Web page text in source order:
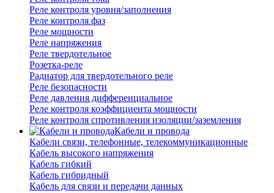
Реле контроля уровня/заполнения
Реле контроля фаз
Реле мощности
Реле напряжения
Реле твердотельное
Розетка-реле
Радиатор для твердотельного реле
Реле безопасности
Реле давления дифференциальное
Реле контроля коэффициента мощности
Реле контроля спротивления изоляции/заземления
Кабели и провода
Кабели связи, телефонные, телекоммуникационные
Кабель высокого напряжения
Кабель гибкий
Кабель гибридный
Кабель для связи и передачи данных